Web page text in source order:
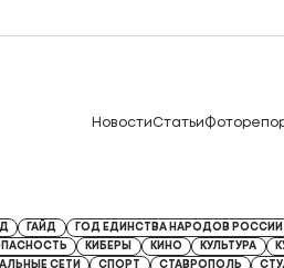
НовостиСтатьи
ГАЙД ГОД ЕДИНСТВА НАРОДОВ РОССИИ
КИБЕРЫ КИНО КУЛЬТУРА
СЕТИ СПОРТ СТАВРОПОЛЬ